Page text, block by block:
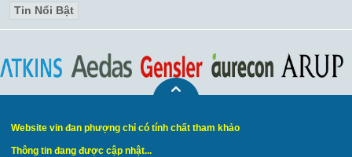
Tin Nổi Bật
Website vin đan phượng chỉ có tính chất tham khảo
Thông tin đang được cập nhật...